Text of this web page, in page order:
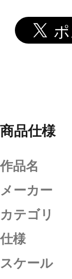
商品仕様
作品名
メーカー
カテゴリ
仕様
スケール